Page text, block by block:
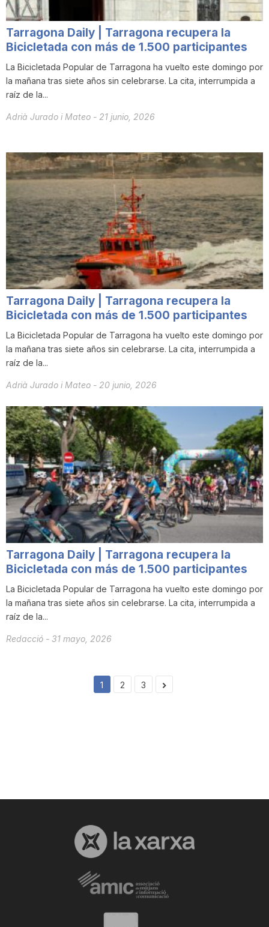
Tarragona Daily | Tarragona recupera la
Bicicletada con más de 1.500 participantes
La Bicicletada Popular de Tarragona ha vuelto este domingo por
la mañana tras siete años sin celebrarse. La cita, interrumpida a
raíz de la...
Adrià Jurado i Mateo - 21 junio, 2026
Tarragona Daily | Tarragona recupera la
Bicicletada con más de 1.500 participantes
La Bicicletada Popular de Tarragona ha vuelto este domingo por
la mañana tras siete años sin celebrarse. La cita, interrumpida a
raíz de la...
Adrià Jurado i Mateo - 20 junio, 2026
Tarragona Daily | Tarragona recupera la
Bicicletada con más de 1.500 participantes
La Bicicletada Popular de Tarragona ha vuelto este domingo por
la mañana tras siete años sin celebrarse. La cita, interrumpida a
raíz de la...
Redacció - 31 mayo, 2026
1 2 3